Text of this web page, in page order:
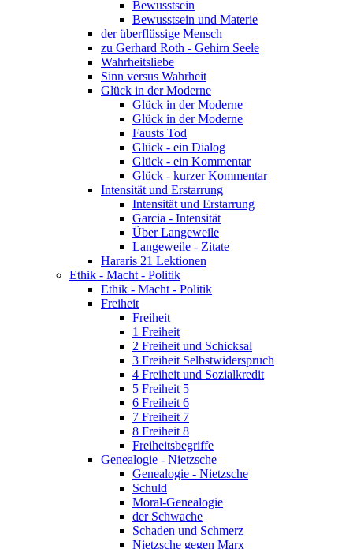
Bewusstsein
Bewusstsein und Materie
der überflüssige Mensch
zu Gerhard Roth - Gehirn Seele
Wahrheitsliebe
Sinn versus Wahrheit
Glück in der Moderne
Glück in der Moderne
Glück in der Moderne
Fausts Tod
Glück - ein Dialog
Glück - ein Kommentar
Glück - kurzer Kommentar
Intensität und Erstarrung
Intensität und Erstarrung
Garcia - Intensität
Über Langeweile
Langeweile - Zitate
Hararis 21 Lektionen
Ethik - Macht - Politik
Ethik - Macht - Politik
Freiheit
Freiheit
1 Freiheit
2 Freiheit und Schicksal
3 Freiheit Selbstwiderspruch
4 Freiheit und Sozialkredit
5 Freiheit 5
6 Freiheit 6
7 Freiheit 7
8 Freiheit 8
Freiheitsbegriffe
Genealogie - Nietzsche
Genealogie - Nietzsche
Schuld
Moral-Genealogie
der Schwache
Schaden und Schmerz
Nietzsche gegen Marx